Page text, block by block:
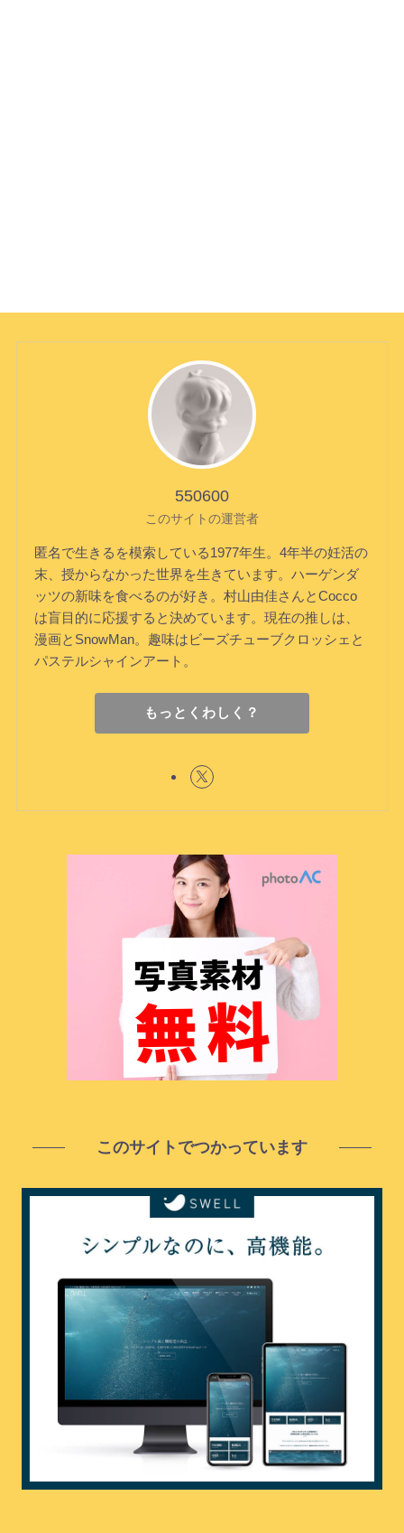
550600
このサイトの運営者
匿名で生きるを模索している1977年生。4年半の妊活の
末、授からなかった世界を生きています。ハーゲンダ
ッツの新味を食べるのが好き。村山由佳さんとCocco
は盲目的に応援すると決めています。現在の推しは、
漫画とSnowMan。趣味はビーズチューブクロッシェと
パステルシャインアート。
もっとくわしく？
このサイトでつかっています